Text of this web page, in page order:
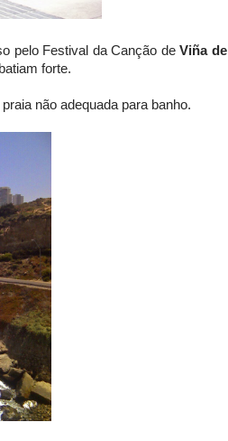
pelo Festival da Canção deViña del
forte.
não adequada para banho.